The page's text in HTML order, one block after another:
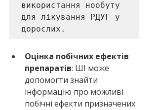
використання нообуту
для лікування РДУГ у
дорослих.
Оцінка побічних ефектів
препаратів: ШІ може
допомогти знайти
інформацію про можливі
побічні ефекти призначених